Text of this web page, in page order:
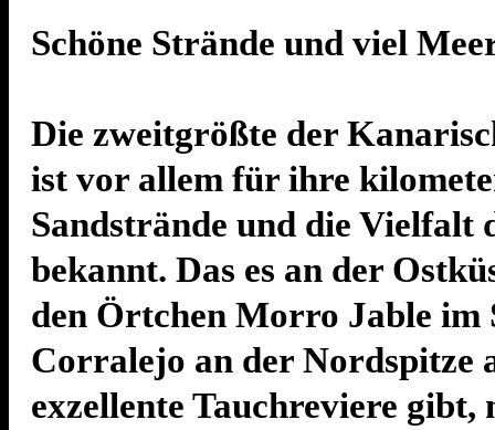
Schöne Strände und viel
Die zweitgrößte der
ist vor allem für ihre
Sandstrände und die Vielfalt
bekannt. Das es an der
den Örtchen Morro Jable im
Corralejo an der Nordspitze
exzellente Tauchreviere gibt,